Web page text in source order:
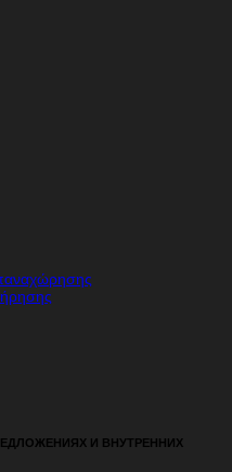
И ВНУТРЕННИХ